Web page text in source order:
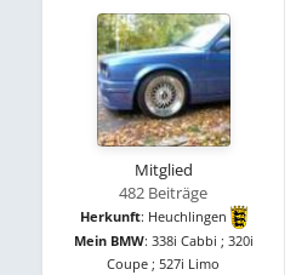
Mitglied
482 Beiträge
Herkunft: Heuchlingen
Mein BMW: 338i Cabbi ; 320i
Coupe ; 527i Limo